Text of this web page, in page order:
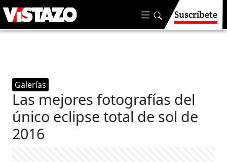
Suscríbete
Galerías
Las mejores fotografías del
único eclipse total de sol de
2016